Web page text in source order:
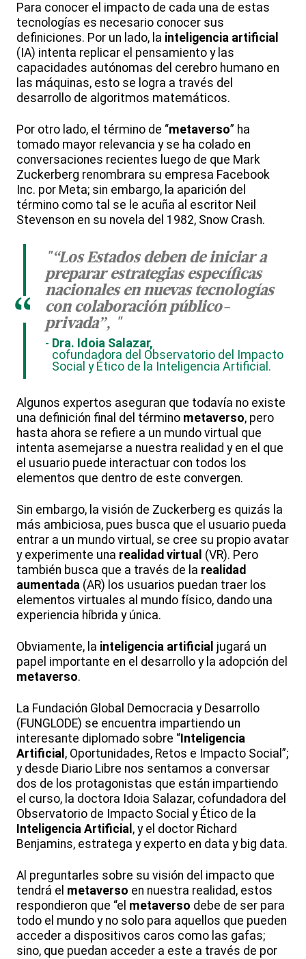
Para conocer el impacto de cada una de estas
tecnologías es necesario conocer sus
definiciones. Por un lado, la inteligencia artificial
(IA) intenta replicar el pensamiento y las
capacidades autónomas del cerebro humano en
las máquinas, esto se logra a través del
desarrollo de algoritmos matemáticos.
Por otro lado, el término de “metaverso” ha
tomado mayor relevancia y se ha colado en
conversaciones recientes luego de que Mark
Zuckerberg renombrara su empresa Facebook
Inc. por Meta; sin embargo, la aparición del
término como tal se le acuña al escritor Neil
Stevenson en su novela del 1982, Snow Crash.
"“Los Estados deben de iniciar a
preparar estrategias específicas
nacionales en nuevas tecnologías
con colaboración público-
privada”, "
Dra. Idoia Salazar,
cofundadora del Observatorio del Impacto
Social y Ético de la Inteligencia Artificial.
“
Algunos expertos aseguran que todavía no existe
una definición final del término metaverso, pero
hasta ahora se refiere a un mundo virtual que
intenta asemejarse a nuestra realidad y en el que
el usuario puede interactuar con todos los
elementos que dentro de este convergen.
Sin embargo, la visión de Zuckerberg es quizás la
más ambiciosa, pues busca que el usuario pueda
entrar a un mundo virtual, se cree su propio avatar
y experimente una realidad virtual (VR). Pero
también busca que a través de la realidad
aumentada (AR) los usuarios puedan traer los
elementos virtuales al mundo físico, dando una
experiencia híbrida y única.
Obviamente, la inteligencia artificial jugará un
papel importante en el desarrollo y la adopción del
metaverso.
La Fundación Global Democracia y Desarrollo
(FUNGLODE) se encuentra impartiendo un
interesante diplomado sobre “Inteligencia
Artificial , Oportunidades, Retos e Impacto Social”;
y desde Diario Libre nos sentamos a conversar
dos de los protagonistas que están impartiendo
el curso, la doctora Idoia Salazar, cofundadora del
Observatorio de Impacto Social y Ético de la
Inteligencia Artificial , y el doctor Richard
Benjamins, estratega y experto en data y big data.
Al preguntarles sobre su visión del impacto que
tendrá el metaverso en nuestra realidad, estos
respondieron que “el metaverso debe de ser para
todo el mundo y no solo para aquellos que pueden
acceder a dispositivos caros como las gafas;
sino, que puedan acceder a este a través de por